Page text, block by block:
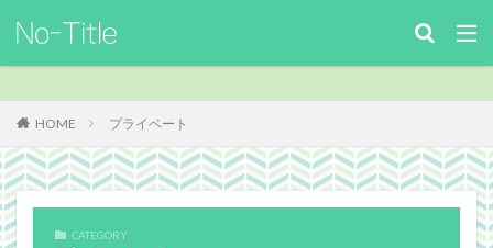
HOME プライベート
CATEGORY
カテゴリー
タグ
ArcheAge